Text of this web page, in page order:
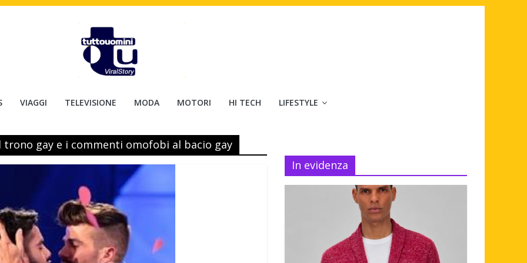
VIAGGI TELEVISIONE MODA MOTORI HI TECH LIFESTYLE
trono gay e i commenti omofobi al bacio gay
In evidenza